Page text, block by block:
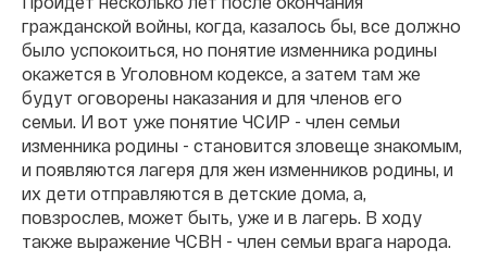
гражданской войны, когда, казалось бы, все должно
было успокоиться, но понятие изменника родины
окажется в Уголовном кодексе, а затем там же
будут оговорены наказания и для членов его
семьи. И вот уже понятие ЧСИР - член семьи
изменника родины - становится зловеще знакомым,
и появляются лагеря для жен изменников родины, и
их дети отправляются в детские дома, а,
повзрослев, может быть, уже и в лагерь. В ходу
также выражение ЧСВН - член семьи врага народа.